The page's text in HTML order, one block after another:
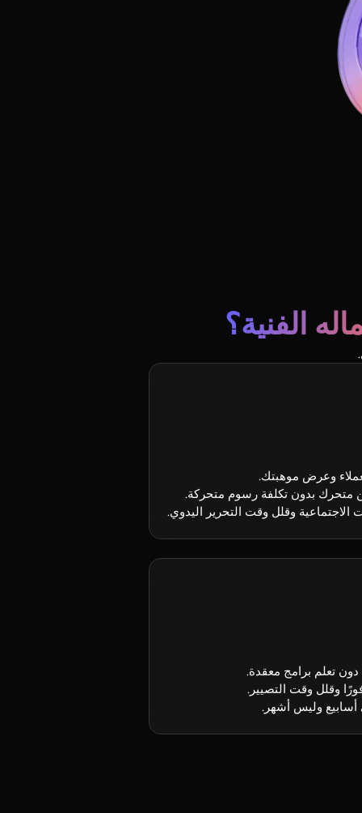
الفنية؟
وعرض موهبتك.
متحرك بدون تكلفة رسوم متحركة.
وقلل وقت التحرير اليدوي.
تعلم برامج معقدة.
وقلل وقت التصيير.
وليس أشهر.